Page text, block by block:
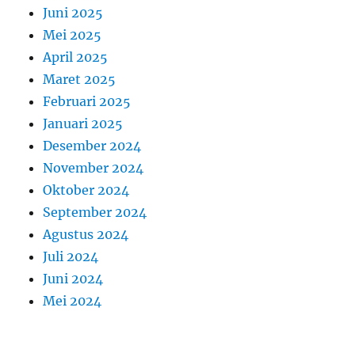
Juni 2025
Mei 2025
April 2025
Maret 2025
Februari 2025
Januari 2025
Desember 2024
November 2024
Oktober 2024
September 2024
Agustus 2024
Juli 2024
Juni 2024
Mei 2024